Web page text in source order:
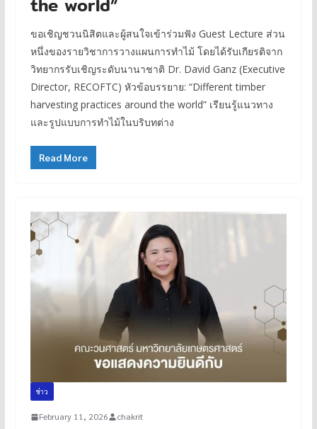
ขอเชิญชวนนิสิตและผู้สนใจเข้าร่วมฟัง Guest Lecture ส่วน
หนึ่งของรายวิชาการวางแผนการทำไม้ โดยได้รับเกียรติจาก
วิทยากรรับเชิญระดับนานาชาติ Dr. David Ganz (Executive
Director, RECOFTC) หัวข้อบรรยาย: “Different timber
harvesting practices around the world” เรียนรู้แนวทาง
และรูปแบบการทำไม้ในบริบทต่าง
Read More
ข่าว
February 11, 2026 chakrit